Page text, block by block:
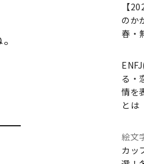
【
のか
春・
る・
情を
とは
絵文
カッ